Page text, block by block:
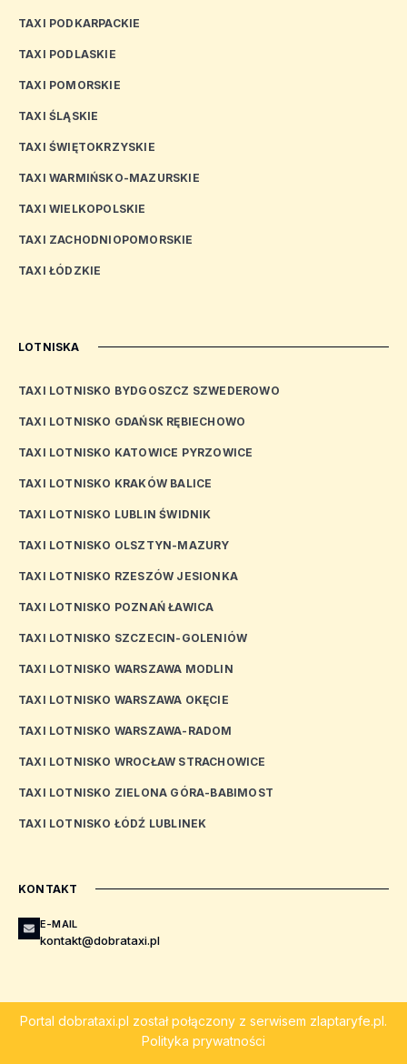
TAXI PODKARPACKIE
TAXI PODLASKIE
TAXI POMORSKIE
TAXI ŚLĄSKIE
TAXI ŚWIĘTOKRZYSKIE
TAXI WARMIŃSKO-MAZURSKIE
TAXI WIELKOPOLSKIE
TAXI ZACHODNIOPOMORSKIE
TAXI ŁÓDZKIE
LOTNISKA
TAXI LOTNISKO BYDGOSZCZ SZWEDEROWO
TAXI LOTNISKO GDAŃSK RĘBIECHOWO
TAXI LOTNISKO KATOWICE PYRZOWICE
TAXI LOTNISKO KRAKÓW BALICE
TAXI LOTNISKO LUBLIN ŚWIDNIK
TAXI LOTNISKO OLSZTYN-MAZURY
TAXI LOTNISKO RZESZÓW JESIONKA
TAXI LOTNISKO POZNAŃ ŁAWICA
TAXI LOTNISKO SZCZECIN-GOLENIÓW
TAXI LOTNISKO WARSZAWA MODLIN
TAXI LOTNISKO WARSZAWA OKĘCIE
TAXI LOTNISKO WARSZAWA-RADOM
TAXI LOTNISKO WROCŁAW STRACHOWICE
TAXI LOTNISKO ZIELONA GÓRA-BABIMOST
TAXI LOTNISKO ŁÓDŹ LUBLINEK
KONTAKT
E-MAIL
kontakt@dobrataxi.pl
Portal dobrataxi.pl został połączony z serwisem zlaptaryfe.pl.
Polityka prywatności